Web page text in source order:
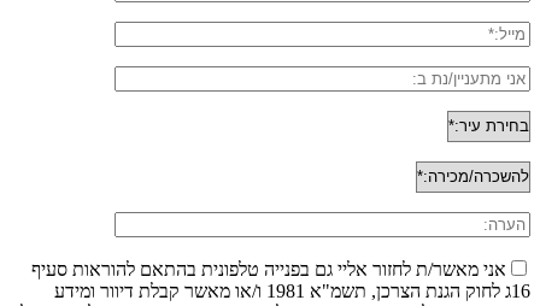
אני מאשר/ת לחזור אליי גם בפנייה טלפונית בהתאם להוראות סעיף
16ג לחוק הגנת הצרכן, תשמ"א 1981 ו/או מאשר קבלת דיוור ומידע